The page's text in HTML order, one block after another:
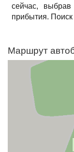
сейчас,
прибытия. Поиск
Маршрут